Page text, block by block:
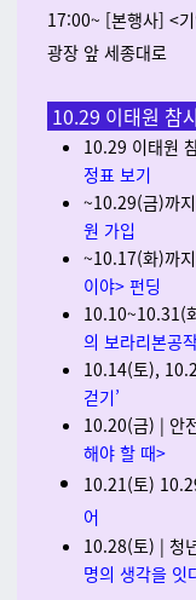
17:00~ [본행사] <
광장 앞 세종대로
10.29 이태원 참
10.29 이태원
정표 보기
~10.29(금)까
원 가입
~10.17(화)까
이야> 펀딩
10.10~10.31(
의 보라리본공
10.14(토),
걷기’
10.20(금) | 안
해야 할 때>
10.21(토)
어
10.28(토) | 청
명의 생각을 잇